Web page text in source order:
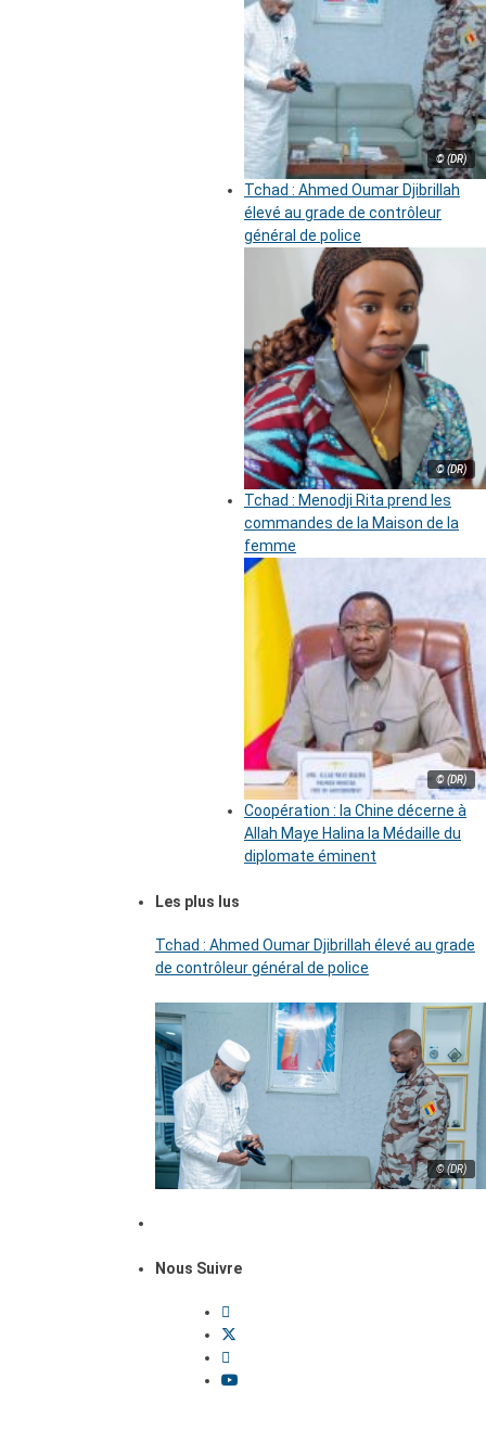
© (DR)
Tchad : Ahmed Oumar Djibrillah
élevé au grade de contrôleur
général de police
© (DR)
Tchad : Menodji Rita prend les
commandes de la Maison de la
femme
© (DR)
Coopération : la Chine décerne à
Allah Maye Halina la Médaille du
diplomate éminent
Les plus lus
Tchad : Ahmed Oumar Djibrillah élevé au grade
de contrôleur général de police
© (DR)
Nous Suivre